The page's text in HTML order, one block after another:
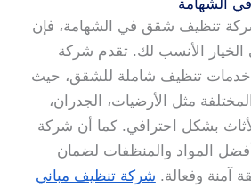
الشهامة
تنظيف شقق في الشهامة، فإن
الأنسب لك. تقدم شركة
تنظيف شاملة للشقق، حيث
مثل الأرضيات، الجدران،
بشكل احترافي. كما أن شركة
المواد والمنظفات لضمان
آمنة وفعالة. شركة تنظيف مباني